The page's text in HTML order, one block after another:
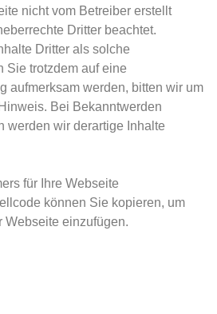
nicht vom Betreiber erstellt
Dritter beachtet.
Dritter als solche
Sie trotzdem auf eine
aufmerksam werden, bitten wir um
Bei Bekanntwerden
werden wir derartige Inhalte
für Ihre Webseite
können Sie kopieren, um
Webseite einzufügen.